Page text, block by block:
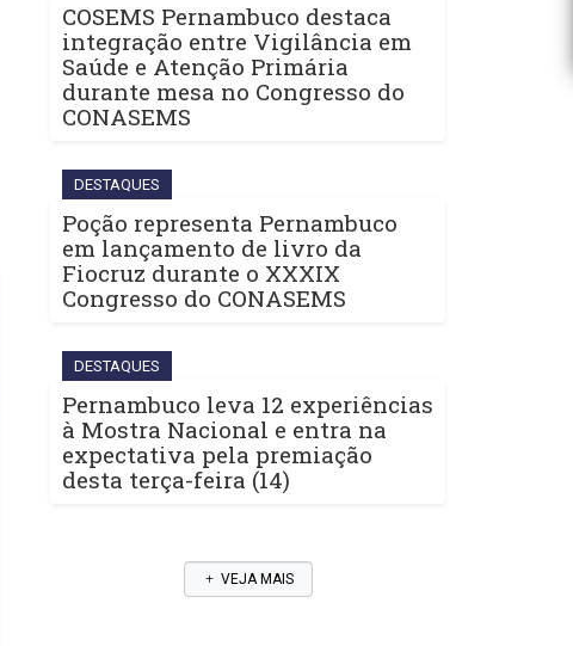
COSEMS Pernambuco destaca
integração entre Vigilância em
Saúde e Atenção Primária
durante mesa no Congresso do
CONASEMS
DESTAQUES
Poção representa Pernambuco
em lançamento de livro da
Fiocruz durante o XXXIX
Congresso do CONASEMS
DESTAQUES
Pernambuco leva 12 experiências
à Mostra Nacional e entra na
expectativa pela premiação
desta terça-feira (14)
VEJA MAIS